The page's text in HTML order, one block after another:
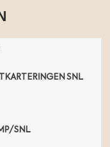
SNL
SNL